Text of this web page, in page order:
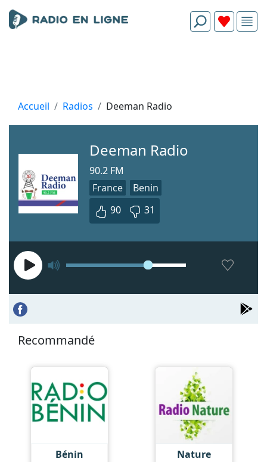
Accueil Radios Deeman Radio
Deeman Radio
90.2 FM
France
Benin
90
31
Recommandé
Bénin Nature